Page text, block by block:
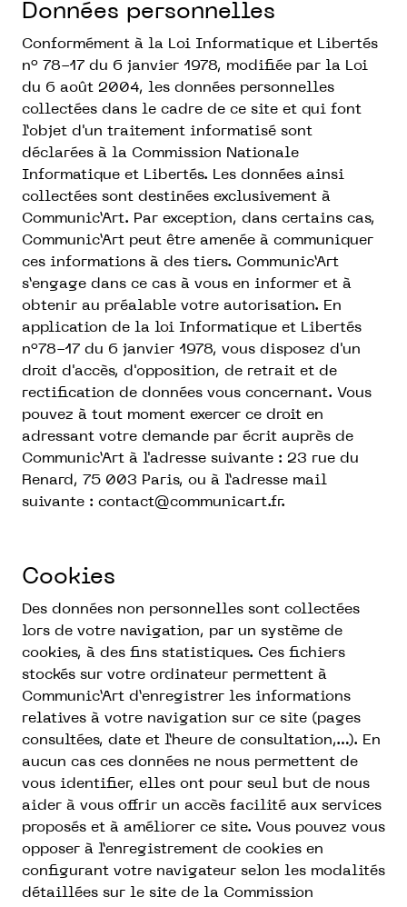
Données personnelles
Conformément à la Loi Informatique et Libertés
n° 78-17 du 6 janvier 1978, modifiée par la Loi
du 6 août 2004, les données personnelles
collectées dans le cadre de ce site et qui font
l’objet d'un traitement informatisé sont
déclarées à la Commission Nationale
Informatique et Libertés. Les données ainsi
collectées sont destinées exclusivement à
Communic’Art. Par exception, dans certains cas,
Communic’Art peut être amenée à communiquer
ces informations à des tiers. Communic’Art
s’engage dans ce cas à vous en informer et à
obtenir au préalable votre autorisation. En
application de la loi Informatique et Libertés
n°78-17 du 6 janvier 1978, vous disposez d'un
droit d'accès, d'opposition, de retrait et de
rectification de données vous concernant. Vous
pouvez à tout moment exercer ce droit en
adressant votre demande par écrit auprès de
Communic’Art à l'adresse suivante : 23 rue du
Renard, 75 003 Paris, ou à l’adresse mail
suivante : contact@communicart.fr.
Cookies
Des données non personnelles sont collectées
lors de votre navigation, par un système de
cookies, à des fins statistiques. Ces fichiers
stockés sur votre ordinateur permettent à
Communic’Art d’enregistrer les informations
relatives à votre navigation sur ce site (pages
consultées, date et l’heure de consultation,…). En
aucun cas ces données ne nous permettent de
vous identifier, elles ont pour seul but de nous
aider à vous offrir un accès facilité aux services
proposés et à améliorer ce site. Vous pouvez vous
opposer à l’enregistrement de cookies en
configurant votre navigateur selon les modalités
détaillées sur le site de la Commission